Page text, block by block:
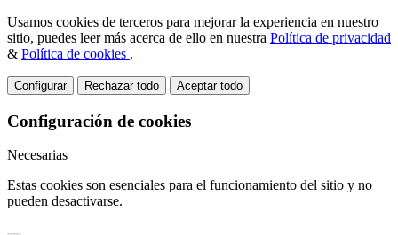
Usamos cookies de terceros para mejorar la experiencia en nuestro
sitio, puedes leer más acerca de ello en nuestra Política de privacidad
& Política de cookies .
Configurar Rechazar todo Aceptar todo
Configuración de cookies
Necesarias
Estas cookies son esenciales para el funcionamiento del sitio y no
pueden desactivarse.